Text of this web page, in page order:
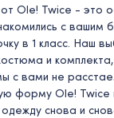
Ole! Twice - это
с вашим
в 1 класс. Наш
и
с вами не
форму Ole! Twice
снова и